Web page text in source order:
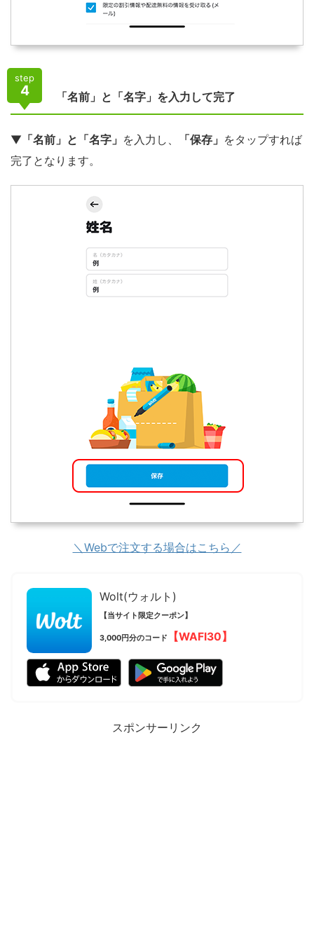
step
4 「名前」と「名字」を入力して完了
▼ 「名前」と「名字」 を入力し、 「保存」 をタップすれば
完了となります。
＼Webで注文する場合はこちら／
Wolt(ウォルト)
【当サイト限定クーポン】
3,000円分のコード 【WAFI30】
スポンサーリンク